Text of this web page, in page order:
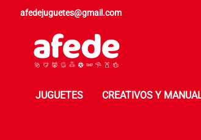
afedejuguetes@gmail.com
JUGUETES CREATIVOS Y